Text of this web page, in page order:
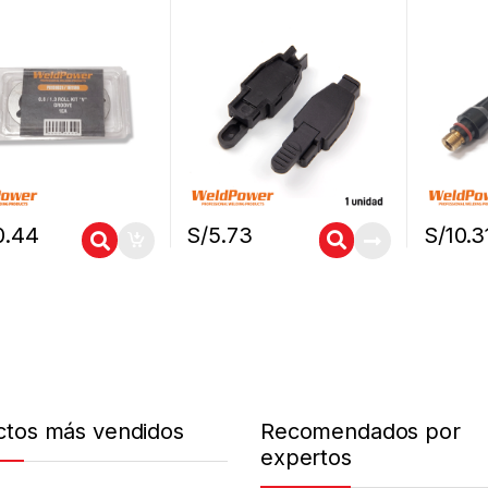
S/5.73 S/
más vendidos
Recomendados por
expertos